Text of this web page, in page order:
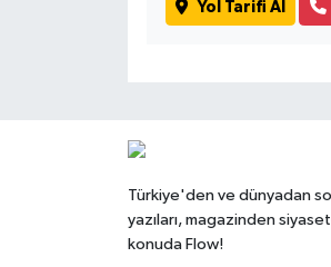
Yol Tarifi Al
Türkiye'den ve dünyadan
yazıları, magazinden
konuda Flow!